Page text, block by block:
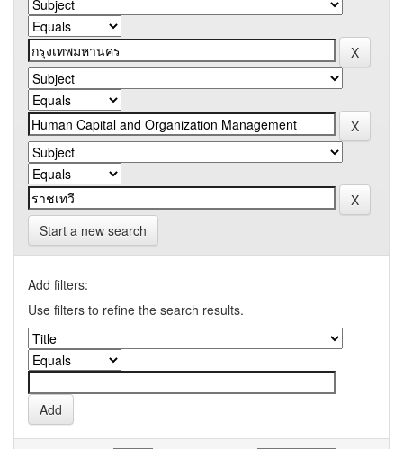
Start a new search
Add filters:
Use filters to refine the search results.